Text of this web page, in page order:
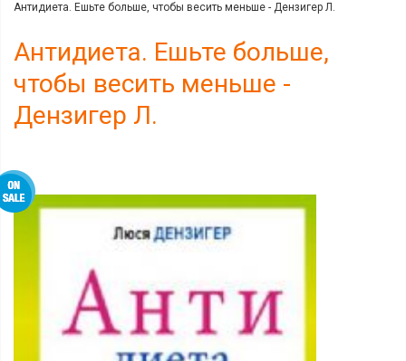
Антидиета. Ешьте больше, чтобы весить меньше - Дензигер Л.
Антидиета. Ешьте больше,
чтобы весить меньше -
Дензигер Л.